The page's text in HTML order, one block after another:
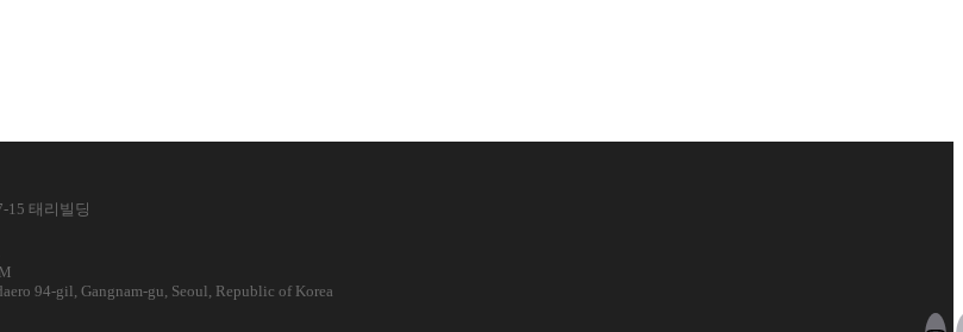
15 태리빌딩
94-gil, Gangnam-gu, Seoul, Republic of Korea